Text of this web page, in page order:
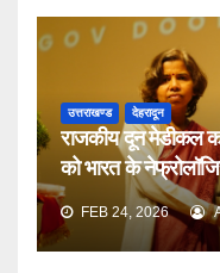
उत्तराखण्ड देहरादून
राजकीय दून मेडीकल
को भारत के
FEB 24, 2026